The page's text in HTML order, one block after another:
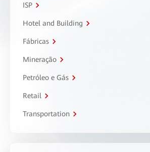
ISP
Hotel and Building
Fábricas
Mineração
Petróleo e Gás
Retail
Transportation